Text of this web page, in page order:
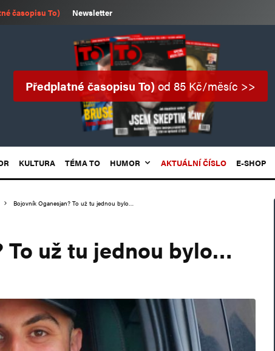
časopisu To) Newsletter
Předplatné časopisu To)od 85 Kč/měsíc >>
KULTURA TÉMA TO HUMOR AKTUÁLNÍ ČÍSLO E-SHOP
Bojovník Oganesjan? To už tu jednou bylo…
To už tu jednou bylo…